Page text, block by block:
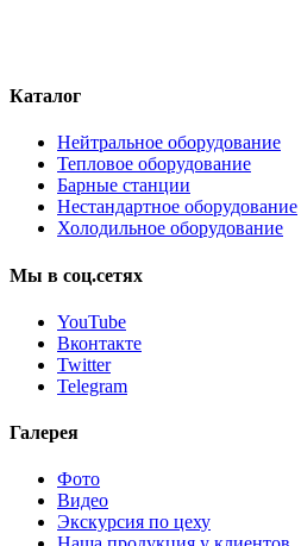
Каталог
Нейтральное оборудование
Тепловое оборудование
Барные станции
Нестандартное оборудование
Холодильное оборудование
Мы в соц.сетях
YouTube
Вконтакте
Twitter
Telegram
Галерея
Фото
Видео
Экскурсия по цеху